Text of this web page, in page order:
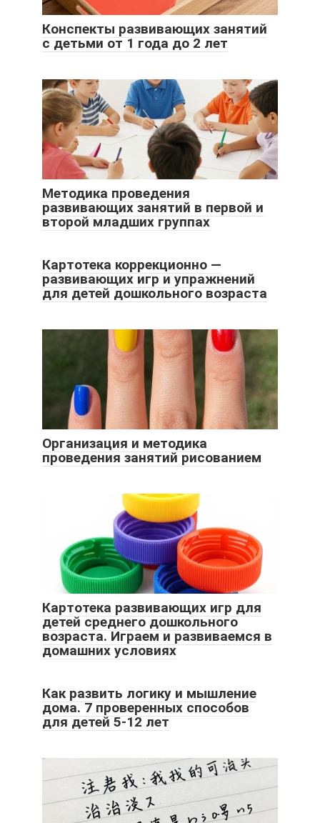
Конспекты развивающих занятий
с детьми от 1 года до 2 лет
Методика проведения
развивающих занятий в первой и
второй младших группах
Картотека коррекционно —
развивающих игр и упражнений
для детей дошкольного возраста
Организация и методика
проведения занятий рисованием
Картотека развивающих игр для
детей среднего дошкольного
возраста. Играем и развиваемся в
домашних условиях
Как развить логику и мышление
дома. 7 проверенных способов
для детей 5-12 лет